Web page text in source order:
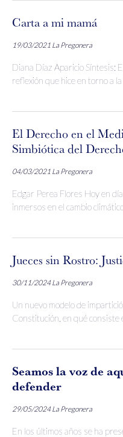
Carta a mi mamá
19/03/2021 La Pregonera
Diana Díaz Aparicio Síntesis:
reflexión que hice en torno a la
El Derecho en el
Simbiótica del
04/03/2021 La Pregonera
Edgar Perea Flores Hoy en
inmersos en el cambio
Jueces sin Rostro:
30/11/2024 La Pregonera
Un nuevo modelo de
Constitución, en qué consiste
Seamos la voz de
defender
29/05/2024 La Pregonera
En los últimos años se ha